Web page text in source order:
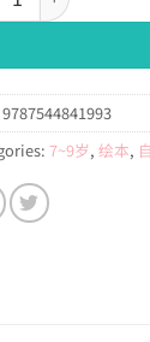
9787544841993
7~9岁, 绘本,